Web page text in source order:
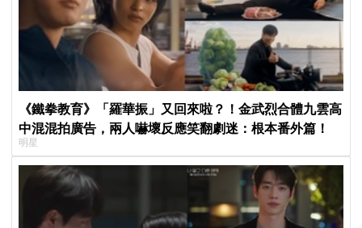
《鐵拳教育》「羅華振」又回來啦？！金武烈合體九雲高
中混混拍廣告，兩人嚇壞反應笑翻劇迷：根本番外篇！
明星